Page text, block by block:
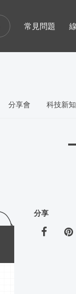
分享會 科技新知
分享